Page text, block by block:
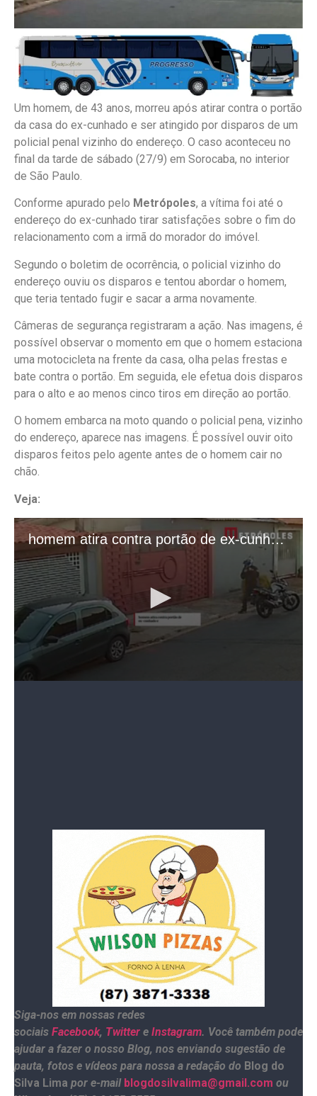
Um homem, de 43 anos, morreu após atirar contra o portão
da casa do ex-cunhado e ser atingido por disparos de um
policial penal vizinho do endereço. O caso aconteceu no
final da tarde de sábado (27/9) em Sorocaba, no interior
de São Paulo.
Conforme apurado pelo Metrópoles, a vítima foi até o
endereço do ex-cunhado tirar satisfações sobre o fim do
relacionamento com a irmã do morador do imóvel.
Segundo o boletim de ocorrência, o policial vizinho do
endereço ouviu os disparos e tentou abordar o homem,
que teria tentado fugir e sacar a arma novamente.
Câmeras de segurança registraram a ação. Nas imagens, é
possível observar o momento em que o homem estaciona
uma motocicleta na frente da casa, olha pelas frestas e
bate contra o portão. Em seguida, ele efetua dois disparos
para o alto e ao menos cinco tiros em direção ao portão.
O homem embarca na moto quando o policial pena, vizinho
do endereço, aparece nas imagens. É possível ouvir oito
disparos feitos pelo agente antes de o homem cair no
chão.
Veja:
Vítima morreu no local
Segundo a Secretaria de Segurança Pública (SSP), o
homem morreu no local.
O agente acionou a Polícia Militar (PM) e se
apresentou espontaneamente e entregou a sua
As autoridades solicitaram perícia no local e
Siga-nos em nossas redes
sociais Facebook, Twitter e Instagram. Você também pode
ajudar a fazer o nosso Blog, nos enviando sugestão de
pauta, fotos e vídeos para nossa a redação do Blog do
Silva Lima por e-mail blogdosilvalima@gmail.com ou